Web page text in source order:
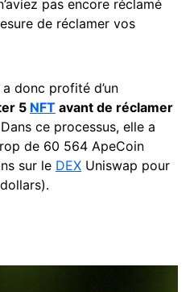
pas encore réclamé
de réclamer vos
donc profité d’un
5 NFT avant de réclamer
ce processus, elle a
de 60 564 ApeCoin
sur le DEX Uniswap pour